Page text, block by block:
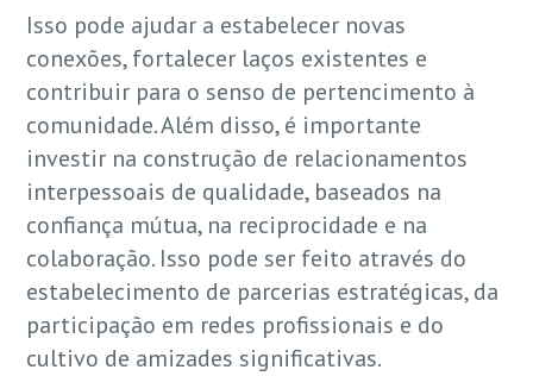
Isso pode ajudar a estabelecer novas
conexões, fortalecer laços existentes e
contribuir para o senso de pertencimento à
comunidade. Além disso, é importante
investir na construção de relacionamentos
interpessoais de qualidade, baseados na
confiança mútua, na reciprocidade e na
colaboração. Isso pode ser feito através do
estabelecimento de parcerias estratégicas, da
participação em redes profissionais e do
cultivo de amizades significativas.